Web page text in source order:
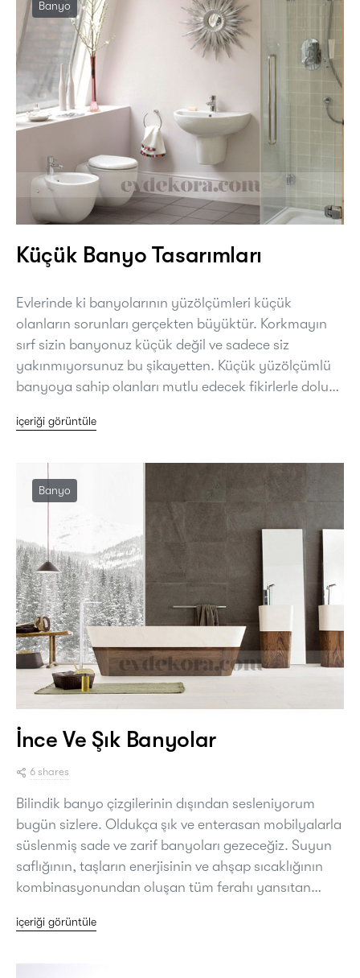
Banyo
Küçük Banyo Tasarımları
Evlerinde ki banyolarının yüzölçümleri küçük
olanların sorunları gerçekten büyüktür. Korkmayın
sırf sizin banyonuz küçük değil ve sadece siz
yakınmıyorsunuz bu şikayetten. Küçük yüzölçümlü
banyoya sahip olanları mutlu edecek fikirlerle dolu…
içeriği görüntüle
Banyo
İnce Ve Şık Banyolar
6 shares
Bilindik banyo çizgilerinin dışından sesleniyorum
bugün sizlere. Oldukça şık ve enterasan mobilyalarla
süslenmiş sade ve zarif banyoları gezeceğiz. Suyun
saflığının, taşların enerjisinin ve ahşap sıcaklığının
kombinasyonundan oluşan tüm ferahı yansıtan…
içeriği görüntüle